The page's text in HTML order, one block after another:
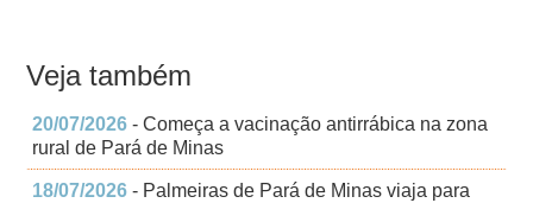
Veja também
20/07/2026 - Começa a vacinação antirrábica na zona
rural de Pará de Minas
18/07/2026 - Palmeiras de Pará de Minas viaja para